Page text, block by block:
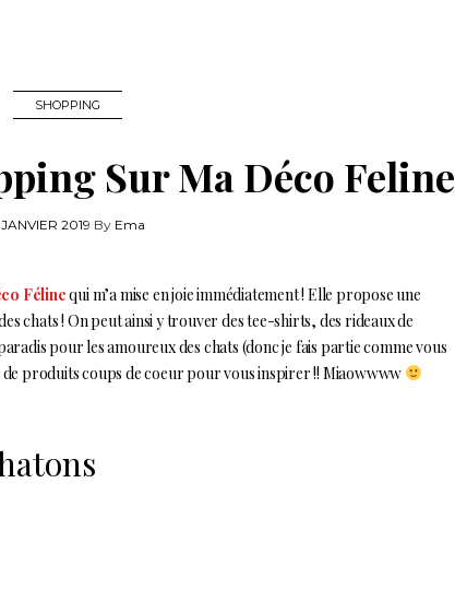
SHOPPING
Sur Ma Déco Feline
2019 By Ema
Félinequi m’a mise en joie immédiatement ! Elle propose une
chats ! On peut ainsi y trouver des tee-shirts, des rideaux de
pour les amoureux des chats (donc je fais partie comme vous
produits coups de coeur pour vous inspirer !! Miaowwww